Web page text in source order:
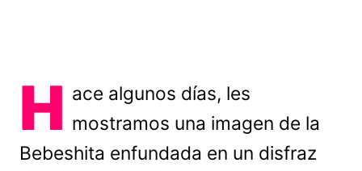
H ace algunos días, les
mostramos una imagen de la
Bebeshita enfundada en un disfraz